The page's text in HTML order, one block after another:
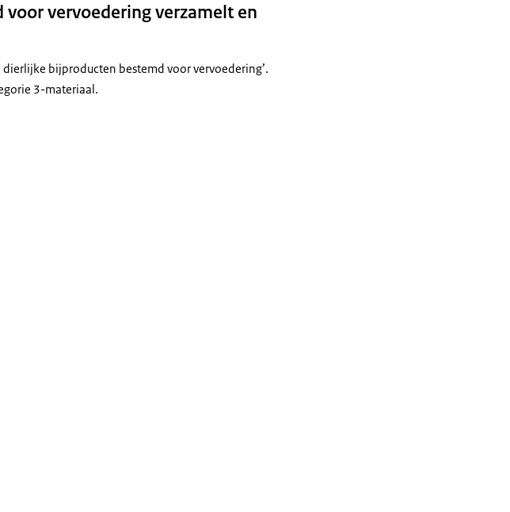
vervoedering verzamelt en
bijproducten bestemd voor vervoedering’.
3-materiaal.